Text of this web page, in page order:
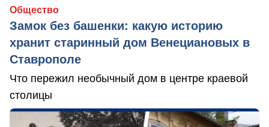
Общество
Замок без башенки: какую историю
хранит старинный дом Венециановых в
Ставрополе
Что пережил необычный дом в центре краевой
столицы